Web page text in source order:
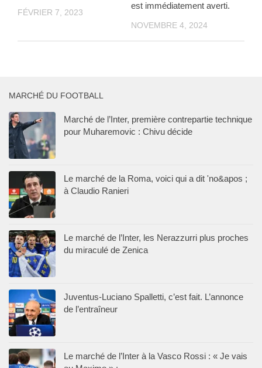
FÉVRIER 7, 2023
est immédiatement averti.
NOVEMBRE 4, 2024
MARCHÉ DU FOOTBALL
Marché de l’Inter, première contrepartie technique
pour Muharemovic : Chivu décide
Le marché de la Roma, voici qui a dit 'no&apos ;
à Claudio Ranieri
Le marché de l’Inter, les Nerazzurri plus proches
du miraculé de Zenica
Juventus-Luciano Spalletti, c’est fait. L’annonce
de l’entraîneur
Le marché de l’Inter à la Vasco Rossi : « Je vais